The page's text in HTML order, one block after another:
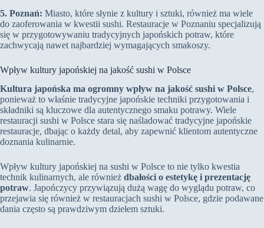
5. Poznań: Miasto, które słynie z kultury i sztuki, również ma wiele
do zaoferowania w kwestii sushi. Restauracje w Poznaniu specjalizują
się w przygotowywaniu tradycyjnych japońskich potraw, które
zachwycają nawet najbardziej wymagających smakoszy.
Wpływ kultury japońskiej na jakość sushi w Polsce
Kultura japońska ma ogromny wpływ na jakość sushi w Polsce,
ponieważ to właśnie tradycyjne japońskie techniki przygotowania i
składniki są kluczowe dla autentycznego smaku potrawy. Wiele
restauracji sushi w Polsce stara się naśladować tradycyjne japońskie
restauracje, dbając o każdy detal, aby zapewnić klientom autentyczne
doznania kulinarnie.
Wpływ kultury japońskiej na sushi w Polsce to nie tylko kwestia
technik kulinarnych, ale również dbałości o estetykę i prezentację
potraw. Japończycy przywiązują dużą wagę do wyglądu potraw, co
przejawia się również w restauracjach sushi w Polsce, gdzie podawane
dania często są prawdziwym dziełem sztuki.